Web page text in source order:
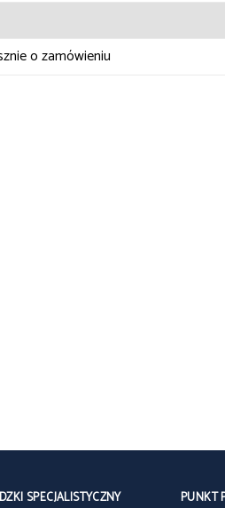
o zamówieniu
SPECJALISTYCZNY
PUNKT